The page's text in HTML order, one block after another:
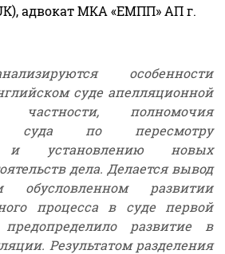
адвокат МКА «ЕМПП» АП г.
особенности
суде апелляционной
полномочия
суда по пересмотру
и установлению новых
дела. Делается вывод
обусловленном развитии
процесса в суде первой
развитие в
Результатом разделения